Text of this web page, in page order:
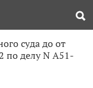
суда до от
по делу N А51-